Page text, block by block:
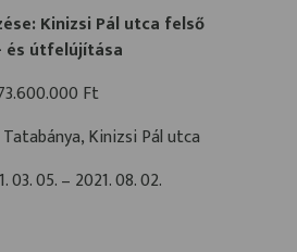
Kinizsi Pál utca felső
és útfelújítása
Ft
Tatabánya, Kinizsi Pál utca
03. 05. – 2021. 08. 02.